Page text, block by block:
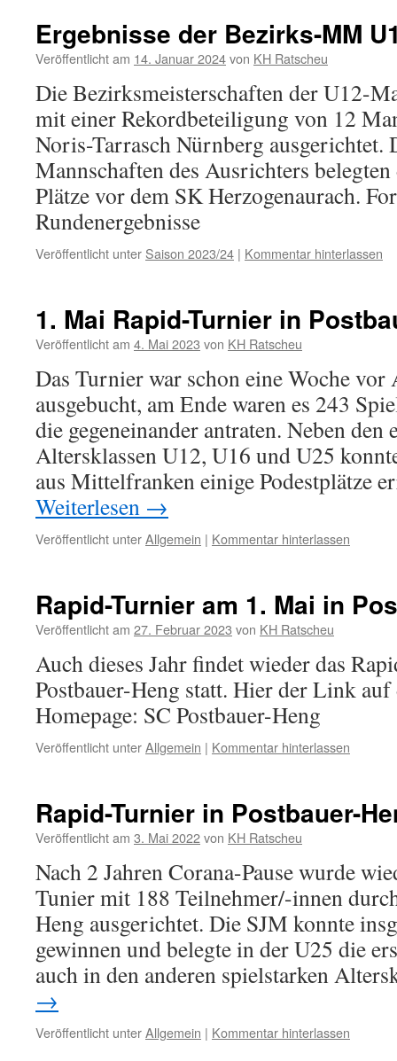
Ergebnisse der Bezirks-MM
Veröffentlicht am 14. Januar 2024von KH Ratscheu
Die Bezirksmeisterschaften der U12-
mit einer Rekordbeteiligung von 12
Noris-Tarrasch Nürnberg ausgerichtet.
Mannschaften des Ausrichters
Plätze vor dem SK Herzogenaurach.
Rundenergebnisse
Veröffentlicht unter Saison 2023/24 | Kommentar hinterlassen
1. Mai Rapid-Turnier in
Veröffentlicht am 4. Mai 2023 von KH Ratscheu
Das Turnier war schon eine Woche vor
ausgebucht, am Ende waren es 243
die gegeneinander antraten. Neben den
Altersklassen U12, U16 und U25
aus Mittelfranken einige Podestplätze
Weiterlesen →
Veröffentlicht unterAllgemein | Kommentar hinterlassen
Rapid-Turnier am 1. Mai in
Veröffentlicht am 27. Februar 2023 von KH Ratscheu
Auch dieses Jahr findet wieder das
Postbauer-Heng statt. Hier der Link
Homepage: SC Postbauer-Heng
Veröffentlicht unterAllgemein | Kommentar hinterlassen
Rapid-Turnier in Postbauer-
Veröffentlicht am 3. Mai 2022von KH Ratscheu
Nach 2 Jahren Corana-Pause wurde
Tunier mit 188 Teilnehmer/-innen
Heng ausgerichtet. Die SJM konnte
gewinnen und belegte in der U25 die
auch in den anderen spielstarken
→
Veröffentlicht unterAllgemein | Kommentar hinterlassen